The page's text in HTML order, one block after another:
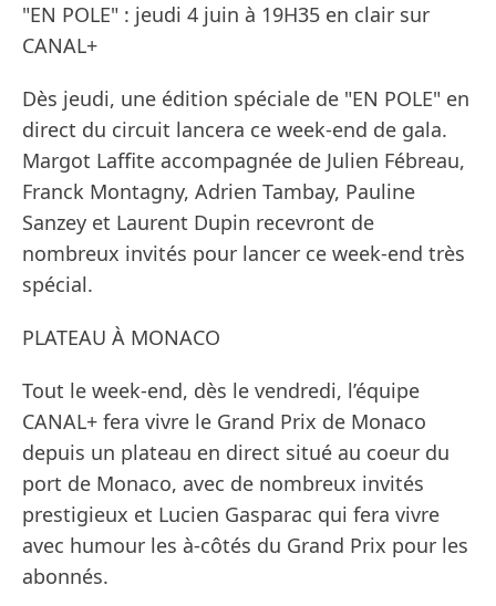
"EN POLE" : jeudi 4 juin à 19H35 en clair sur
CANAL+
Dès jeudi, une édition spéciale de "EN POLE" en
direct du circuit lancera ce week-end de gala.
Margot Laffite accompagnée de Julien Fébreau,
Franck Montagny, Adrien Tambay, Pauline
Sanzey et Laurent Dupin recevront de
nombreux invités pour lancer ce week-end très
spécial.
PLATEAU À MONACO
Tout le week-end, dès le vendredi, l’équipe
CANAL+ fera vivre le Grand Prix de Monaco
depuis un plateau en direct situé au coeur du
port de Monaco, avec de nombreux invités
prestigieux et Lucien Gasparac qui fera vivre
avec humour les à-côtés du Grand Prix pour les
abonnés.